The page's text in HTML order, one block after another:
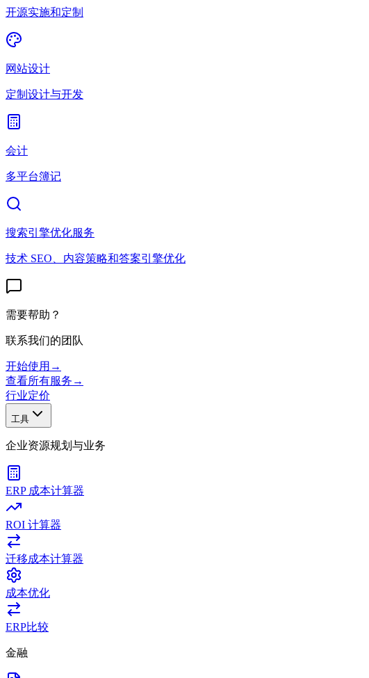
开源实施和定制
网站设计
定制设计与开发
会计
多平台簿记
搜索引擎优化服务
技术 SEO、内容策略和答案引擎优化
需要帮助？
联系我们的团队
开始使用 →
查看所有服务 →
行业定价
工具
企业资源规划与业务
ERP 成本计算器
ROI 计算器
迁移成本计算器
成本优化
ERP比较
金融